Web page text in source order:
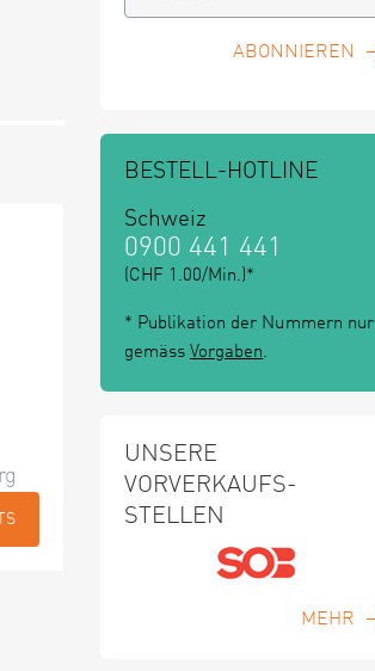
ABONNIEREN
BESTELL-HOTLINE
Schweiz
0900 441 441
(CHF 1.00/Min.)*
* Publikation der Nummern nur
gemäss Vorgaben.
UNSERE
VORVERKAUFS-
STELLEN
MEHR